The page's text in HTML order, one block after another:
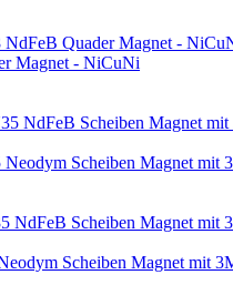
Magnet - NiCuNi
Scheiben Magnet mit
Scheiben Magnet mit